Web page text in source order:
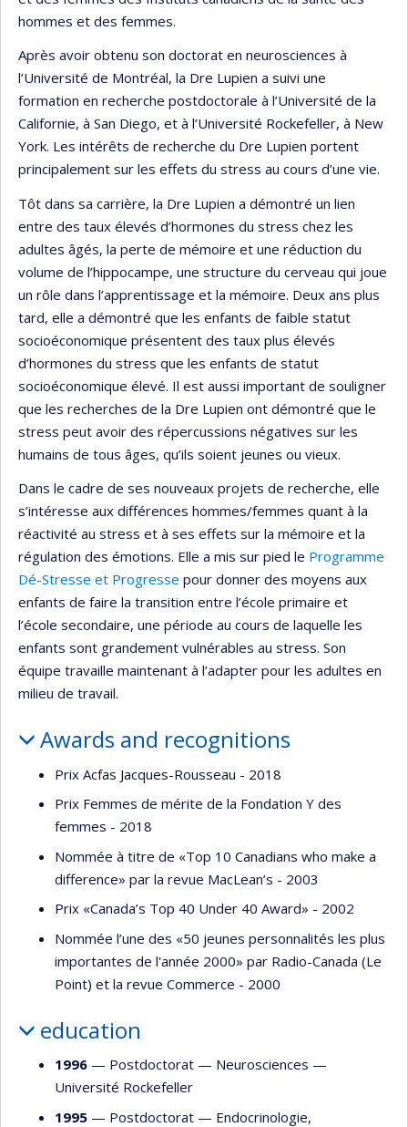
hommes et des femmes.
Après avoir obtenu son doctorat en neurosciences à
l’Université de Montréal, la Dre Lupien a suivi une
formation en recherche postdoctorale à l’Université de la
Californie, à San Diego, et à l’Université Rockefeller, à New
York. Les intérêts de recherche du Dre Lupien portent
principalement sur les effets du stress au cours d’une vie.
Tôt dans sa carrière, la Dre Lupien a démontré un lien
entre des taux élevés d’hormones du stress chez les
adultes âgés, la perte de mémoire et une réduction du
volume de l’hippocampe, une structure du cerveau qui joue
un rôle dans l’apprentissage et la mémoire. Deux ans plus
tard, elle a démontré que les enfants de faible statut
socioéconomique présentent des taux plus élevés
d’hormones du stress que les enfants de statut
socioéconomique élevé. Il est aussi important de souligner
que les recherches de la Dre Lupien ont démontré que le
stress peut avoir des répercussions négatives sur les
humains de tous âges, qu’ils soient jeunes ou vieux.
Dans le cadre de ses nouveaux projets de recherche, elle
s’intéresse aux différences hommes/femmes quant à la
réactivité au stress et à ses effets sur la mémoire et la
régulation des émotions. Elle a mis sur pied le Programme
Dé-Stresse et Progresse pour donner des moyens aux
enfants de faire la transition entre l’école primaire et
l’école secondaire, une période au cours de laquelle les
enfants sont grandement vulnérables au stress. Son
équipe travaille maintenant à l’adapter pour les adultes en
milieu de travail.
Awards and recognitions
Prix Acfas Jacques-Rousseau - 2018
Prix Femmes de mérite de la Fondation Y des
femmes - 2018
Nommée à titre de «Top 10 Canadians who make a
difference» par la revue MacLean’s - 2003
Prix «Canada’s Top 40 Under 40 Award» - 2002
Nommée l’une des «50 jeunes personnalités les plus
importantes de l'année 2000» par Radio-Canada (Le
Point) et la revue Commerce - 2000
education
1996 — Postdoctorat — Neurosciences —
Université Rockefeller
1995 — Postdoctorat — Endocrinologie,